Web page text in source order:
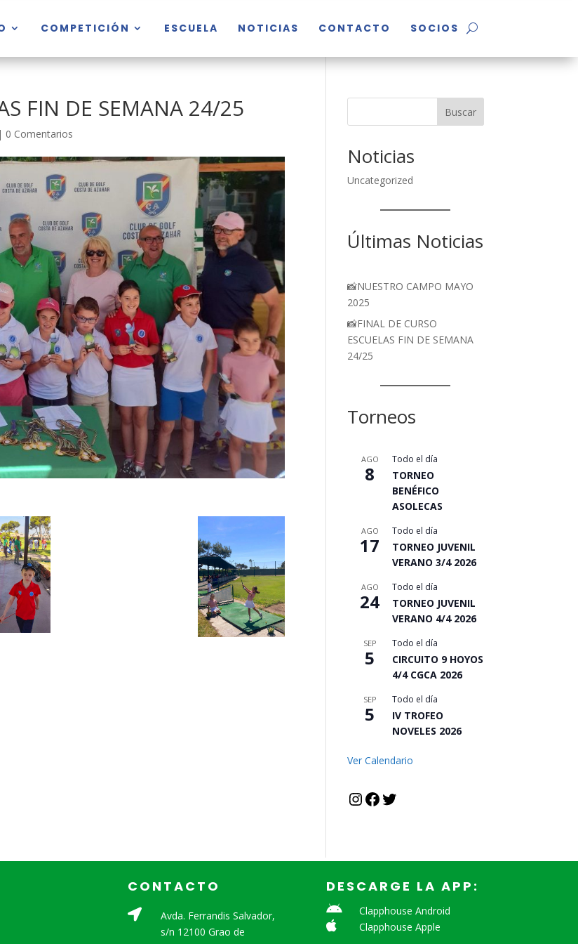
COMPETICIÓN ESCUELA NOTICIAS CONTACTO SOCIOS
FIN DE SEMANA 24/25
| 0 Comentarios
Buscar
Noticias
Uncategorized
Últimas Noticias
📸NUESTRO CAMPO MAYO
2025
📸FINAL DE CURSO
ESCUELAS FIN DE SEMANA
24/25
Torneos
AGO
8
Todo el día
TORNEO
BENÉFICO
ASOLECAS
AGO
17
Todo el día
TORNEO JUVENIL
VERANO 3/4 2026
AGO
24
Todo el día
TORNEO JUVENIL
VERANO 4/4 2026
SEP
5
Todo el día
CIRCUITO 9 HOYOS
4/4 CGCA 2026
SEP
5
Todo el día
IV TROFEO
NOVELES 2026
Ver Calendario
Instagram
Facebook
CONTACTO

Avda. Ferrandis Salvador,
s/n 12100 Grao de
DESCARGE LA APP:
 Clapphouse Android
 Clapphouse Apple